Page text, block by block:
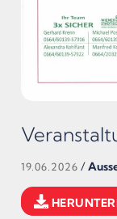
19.06.2026 /